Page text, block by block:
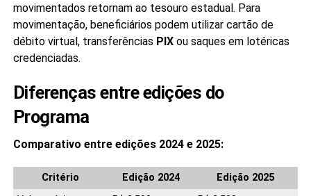
movimentados retornam ao tesouro estadual. Para
movimentação, beneficiários podem utilizar cartão de
débito virtual, transferências PIXou saques em lotéricas
credenciadas.
Diferenças entre edições do
Programa
Comparativo entre edições 2024 e 2025:
Critério Edição 2024
Edição 2025